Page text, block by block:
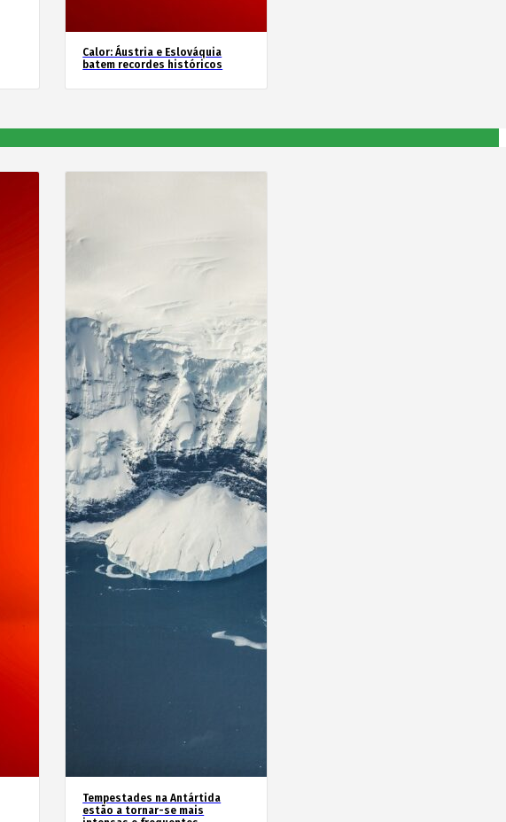
Calor: Áustria e Eslováquia
batem recordes históricos
Tempestades na Antártida
estão a tornar-se mais